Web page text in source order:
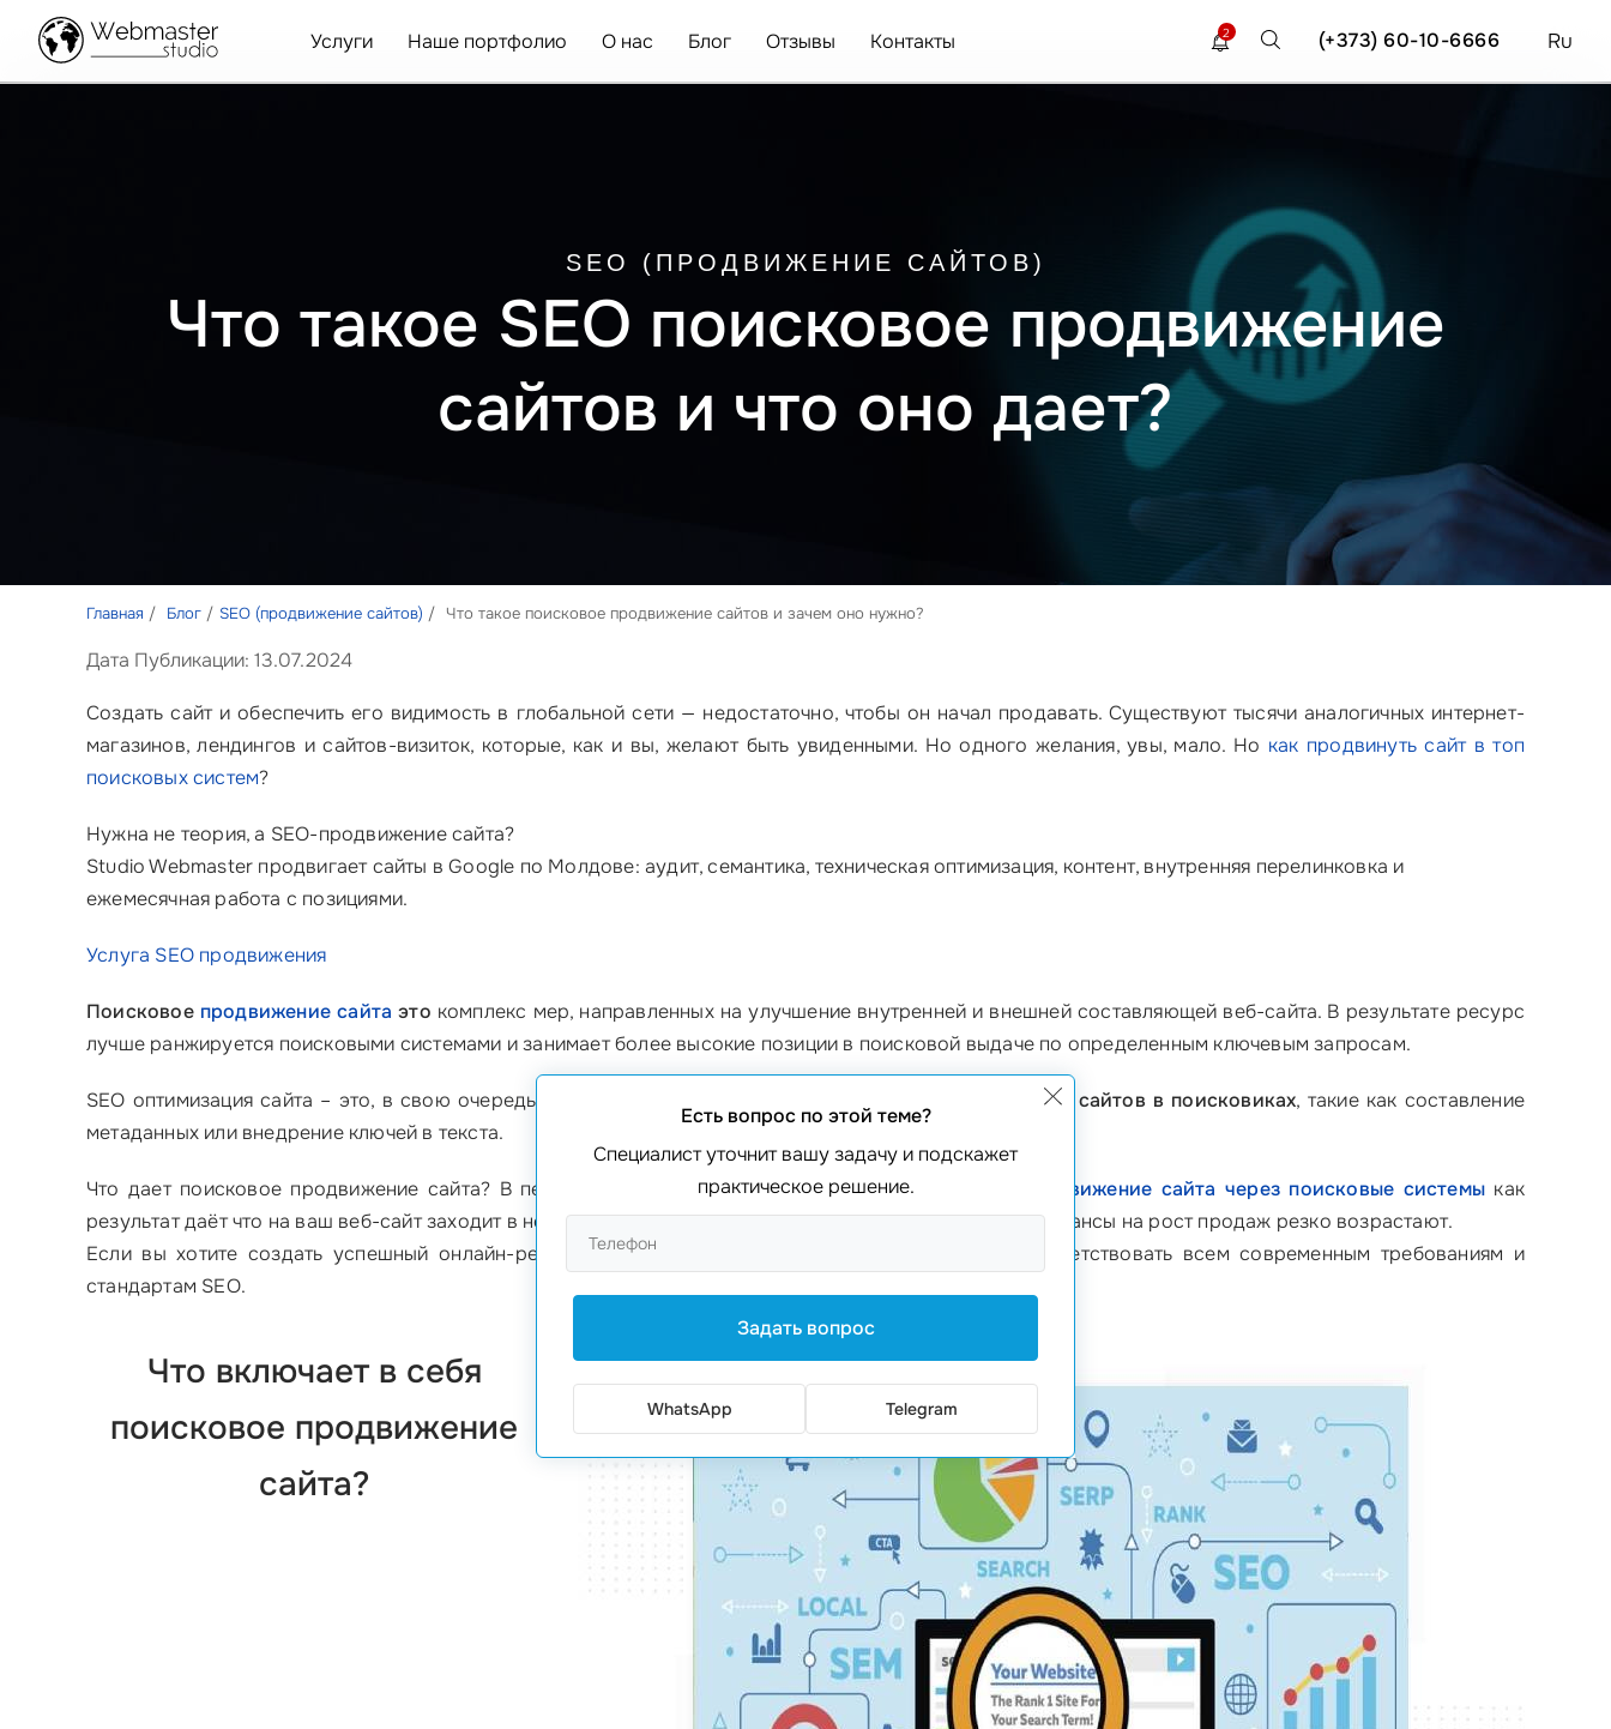
Услуги Наше портфолио О нас Блог Отзывы Контакты Ru
(+373) 60-10-6666
2
SEO (ПРОДВИЖЕНИЕ САЙТОВ)
Что такое SEO поисковое продвижение
сайтов и что оно дает?
Главная Блог SEO (продвижение сайтов) Что такое поисковое продвижение сайтов и зачем оно нужно?
Дата Публикации: 13.07.2024
Создать сайт и обеспечить его видимость в глобальной сети — недостаточно, чтобы он начал продавать. Существуют тысячи аналогичных интернет-
магазинов, лендингов и сайтов-визиток, которые, как и вы, желают быть увиденными. Но одного желания, увы, мало. Но как продвинуть сайт в топ
поисковых систем?
Нужна не теория, а SEO-продвижение сайта?
Studio Webmaster продвигает сайты в Google по Молдове: аудит, семантика, техническая оптимизация, контент, внутренняя перелинковка и
ежемесячная работа с позициями.
Услуга SEO продвижения
Поисковое продвижение сайта это комплекс мер, направленных на улучшение внутренней и внешней составляющей веб-сайта. В результате ресурс
лучше ранжируется поисковыми системами и занимает более высокие позиции в поисковой выдаче по определенным ключевым запросам.
SEO оптимизация сайта – это, в свою очередь, набор действий, которые способствуют продвижение сайтов в поисковиках, такие как составление
метаданных или внедрение ключей в текста.
Что дает поисковое продвижение сайта? В первую очередь, высокую посещаемость. То есть, продвижение сайта через поисковые системыкак
результат даёт что на ваш веб-сайт заходит в несколько раз больше потенциальных клиентов, от чего шансы на рост продаж резко возрастают.
Если вы хотите создать успешный онлайн-ресурс, вы можете
, который будет соответствовать всем современным требованиям и
стандартам SEO.
Что включает в себя
поисковое продвижение
сайта?
Есть вопрос по этой теме?
Специалист уточнит вашу задачу и подскажет
практическое решение.
Задать вопрос
WhatsApp Telegram